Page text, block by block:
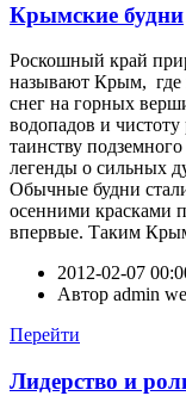
Крымские будни
Роскошный край
называют Крым, где
снег на горных
водопадов и чистоту
таинству
легенды о сильных
Обычные будни
осенними красками
впервые. Таким
2012-02-07
Автор admin
Перейти
Лидерство и